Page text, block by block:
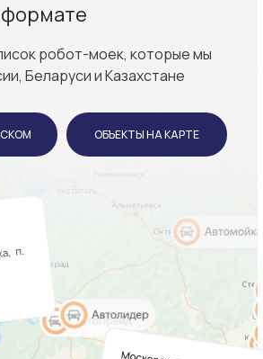
робот-моек, которые мы
Беларуси и Казахстане
ОБЪЕКТЫ НА КАРТЕ